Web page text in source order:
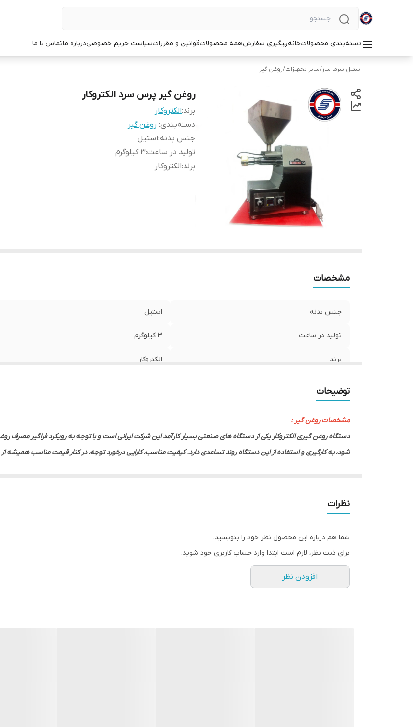
دسته‌بندی محصولاتخانهپیگیری سفارشهمه محصولاتقوانین و مقرراتسیاست حریم خصوصیدرباره ماتماس با ما
استیل سرما ساز/سایر تجهیزات/روغن گیر
روغن گیر پرس سرد الکتروکار
برند:الکتروکار
دسته‌بندی: روغن گیر
جنس بدنه:استیل
تولید در ساعت:3 کیلوگرم
برند:الکتروکار
مشخصات
جنس بدنه استیل
تولید در ساعت 3 کیلوگرم
برند الکتروکار
توضیحات
مشخصات روغن گیر :
دستگاه روغن گیری الکتروکار یکی از دستگاه های صنعتی بسیار کارآمد این شرکت ایرانی است و با توجه به رویکرد فراگیر
شود، به کارگیری و استفاده از این دستگاه روند تساعدی دارد. کیفیت مناسب، کارایی درخورد توجه، در کنار قیمت مناسب
همین دلیل، کسب و کارهایی که علاقه دارند تا این فراورده ها را تهیه کنند، برای تهیه دستگاه روغن گیری اقدام می کنند و
دستگاه روغن گیری الکتروکار، ابزاری برقی برای گرفتن روغن دانه های روغنی مانند کنجد، سیاه دانه، بادام، گردو، رازیانه، تخم
نظرات
شما هم درباره این محصول نظر خود را بنویسید.
برای ثبت نظر، لازم است ابتدا وارد حساب کاربری خود شوید.
افزودن نظر